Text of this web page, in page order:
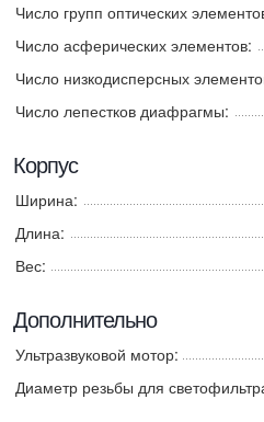
Число групп оптических
Число асферических элементов:
Число низкодисперсных
Число лепестков диафрагмы:
Корпус
Ширина:
Длина:
Вес:
Дополнительно
Ультразвуковой мотор:
Диаметр резьбы для